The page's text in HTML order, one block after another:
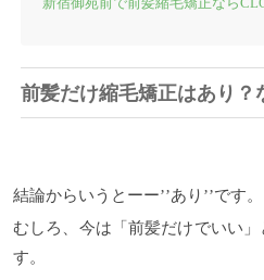
前髪だけ縮毛矯正はあり？
結論からいうとーー’’あり’’です。
むしろ、今は「前髪だけでいい
す。